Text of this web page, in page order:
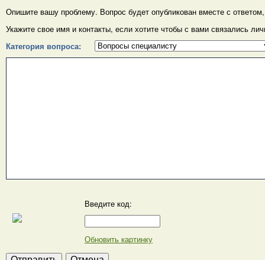
Опишите вашу проблему. Вопрос будет опубликован вместе с
Укажите свое имя и контакты, если хотите чтобы с вами связались
Категория вопроса:
Введите код:
Обновить картинку